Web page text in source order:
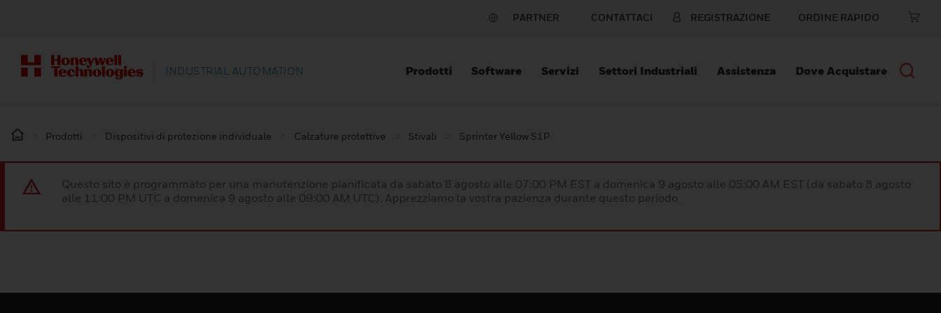
PARTNER CONTATTACI REGISTRAZIONE ORDINE RAPIDO
INDUSTRIAL AUTOMATION Prodotti Software Servizi Settori Industriali Assistenza Dove Acquistare
Prodotti Dispositivi di protezione individuale Calzature protettive Stivali Sprinter Yellow S1P
Questo sito è programmato per una manutenzione pianificata da sabato 8 agosto alle 07:00 PM EST a domenica 9 agosto alle 05:00 AM EST (da sabato 8 agosto
alle 11:00 PM UTC a domenica 9 agosto alle 09:00 AM UTC). Apprezziamo la vostra pazienza durante questo periodo.